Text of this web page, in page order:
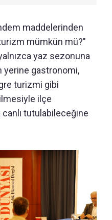
maddelerinden
mümkün mü?"
yaz sezonuna
yerine gastronomi,
turizmi gibi
ilçe
tutulabileceğine